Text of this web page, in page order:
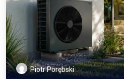
Piotr Porębski